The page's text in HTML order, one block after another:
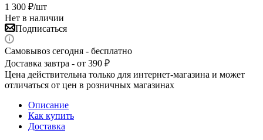
1 300 ₽/шт
Нет в наличии
Подписаться
Самовывоз сегодня - бесплатно
Доставка завтра - от 390 ₽
Цена действительна только для интернет-магазина и может
отличаться от цен в розничных магазинах
Описание
Как купить
Доставка